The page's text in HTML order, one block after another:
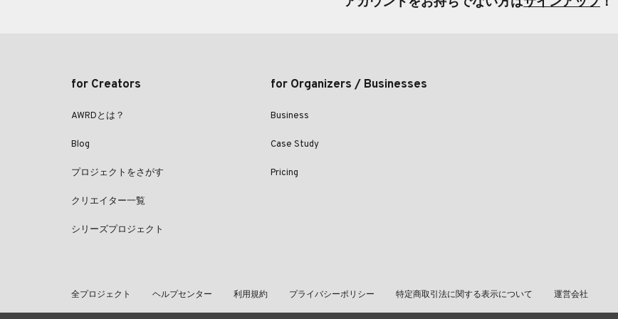
for Creators
AWRDとは？
Blog
プロジェクトをさがす
クリエイター一覧
シリーズプロジェクト
for Organizers / Businesses
Business
Case Study
Pricing
全プロジェクト ヘルプセンター 利用規約 プライバシーポリシー 特定商取引法に関する表示について 運営会社